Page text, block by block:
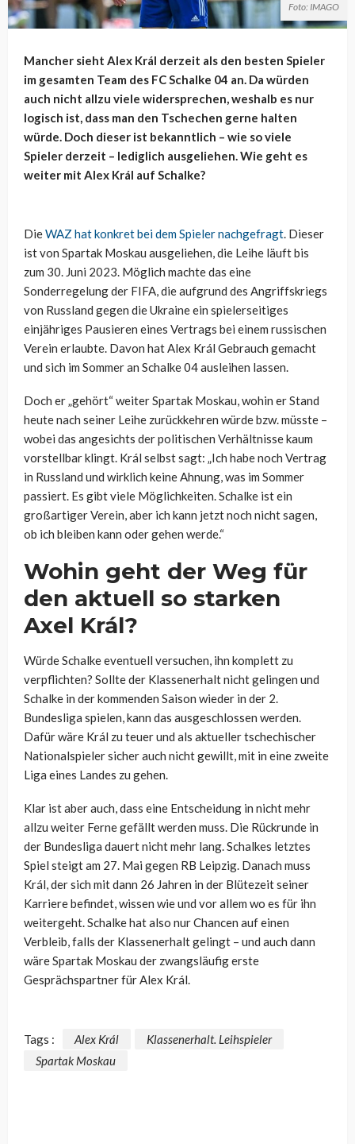
Foto: IMAGO
Mancher sieht Alex Král derzeit als den besten Spieler
im gesamten Team des FC Schalke 04 an. Da würden
auch nicht allzu viele widersprechen, weshalb es nur
logisch ist, dass man den Tschechen gerne halten
würde. Doch dieser ist bekanntlich – wie so viele
Spieler derzeit – lediglich ausgeliehen. Wie geht es
weiter mit Alex Král auf Schalke?
DieWAZ hat konkret bei dem Spieler nachgefragt. Dieser
ist von Spartak Moskau ausgeliehen, die Leihe läuft bis
zum 30. Juni 2023. Möglich machte das eine
Sonderregelung der FIFA, die aufgrund des Angriffskriegs
von Russland gegen die Ukraine ein spielerseitiges
einjähriges Pausieren eines Vertrags bei einem russischen
Verein erlaubte. Davon hat Alex Král Gebrauch gemacht
und sich im Sommer an Schalke 04 ausleihen lassen.
Doch er „gehört“ weiter Spartak Moskau, wohin er Stand
heute nach seiner Leihe zurückkehren würde bzw. müsste –
wobei das angesichts der politischen Verhältnisse kaum
vorstellbar klingt. Král selbst sagt: „Ich habe noch Vertrag
in Russland und wirklich keine Ahnung, was im Sommer
passiert. Es gibt viele Möglichkeiten. Schalke ist ein
großartiger Verein, aber ich kann jetzt noch nicht sagen,
ob ich bleiben kann oder gehen werde.“
Wohin geht der Weg für
den aktuell so starken
Axel Král?
Würde Schalke eventuell versuchen, ihn komplett zu
verpflichten? Sollte der Klassenerhalt nicht gelingen und
Schalke in der kommenden Saison wieder in der 2.
Bundesliga spielen, kann das ausgeschlossen werden.
Dafür wäre Král zu teuer und als aktueller tschechischer
Nationalspieler sicher auch nicht gewillt, mit in eine zweite
Liga eines Landes zu gehen.
Klar ist aber auch, dass eine Entscheidung in nicht mehr
allzu weiter Ferne gefällt werden muss. Die Rückrunde in
der Bundesliga dauert nicht mehr lang. Schalkes letztes
Spiel steigt am 27. Mai gegen RB Leipzig. Danach muss
Král, der sich mit dann 26 Jahren in der Blütezeit seiner
Karriere befindet, wissen wie und vor allem wo es für ihn
weitergeht. Schalke hat also nur Chancen auf einen
Verbleib, falls der Klassenerhalt gelingt – und auch dann
wäre Spartak Moskau der zwangsläufig erste
Gesprächspartner für Alex Král.
Tags : Alex Král
Klassenerhalt. Leihspieler
Spartak Moskau